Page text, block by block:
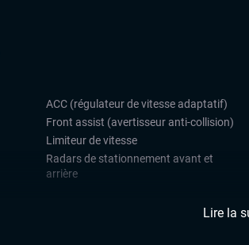
ACC (régulateur de vitesse adaptatif)
Front assist (avertisseur anti-collision)
Limiteur de vitesse
Radars de stationnement avant et
arrière
Climatisation automatique multizones
Lire la